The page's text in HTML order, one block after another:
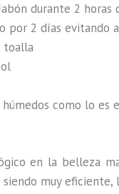
durante 2
por 2 días evitando
toalla
como lo es
en la belleza
siendo muy eficiente,